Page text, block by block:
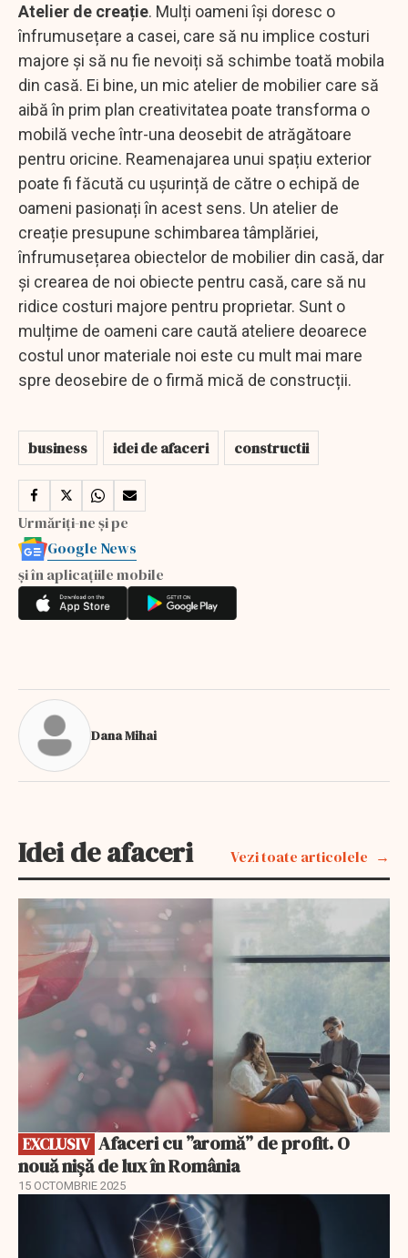
Atelier de creație. Mulți oameni își doresc o
înfrumusețare a casei, care să nu implice costuri
majore și să nu fie nevoiți să schimbe toată mobila
din casă. Ei bine, un mic atelier de mobilier care să
aibă în prim plan creativitatea poate transforma o
mobilă veche într-una deosebit de atrăgătoare
pentru oricine. Reamenajarea unui spațiu exterior
poate fi făcută cu ușurință de către o echipă de
oameni pasionați în acest sens. Un atelier de
creație presupune schimbarea tâmplăriei,
înfrumusețarea obiectelor de mobilier din casă, dar
și crearea de noi obiecte pentru casă, care să nu
ridice costuri majore pentru proprietar. Sunt o
mulțime de oameni care caută ateliere deoarece
costul unor materiale noi este cu mult mai mare
spre deosebire de o firmă mică de construcții.
business idei de afaceri constructii
Urmăriți-ne și pe
Google News
și în aplicațiile mobile
Dana Mihai
Idei de afaceri Vezi toate articolele
EXCLUSIV
EXCLUSIV
nouă nișă de lux în România
15 OCTOMBRIE 2025